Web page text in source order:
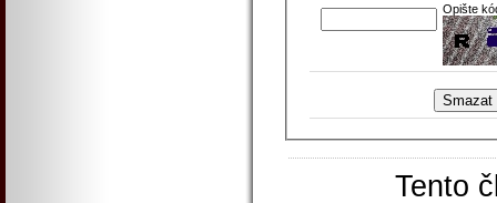
Opište
Tento